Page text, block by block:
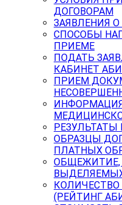
ДОГОВОРАМ
ЗАЯВЛЕНИЯ
СПОСОБЫ
ПРИЕМЕ
ПОДАТЬ
КАБИНЕТ
ПРИЕМ
ОБРАЗЦЫ
ПЛАТНЫХ
ОБЩЕЖИТИЕ,
(РЕЙТИНГ